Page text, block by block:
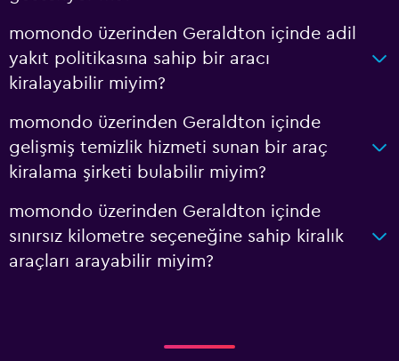
momondo üzerinden Geraldton içinde adil
yakıt politikasına sahip bir aracı
kiralayabilir miyim?
momondo üzerinden Geraldton içinde
gelişmiş temizlik hizmeti sunan bir araç
kiralama şirketi bulabilir miyim?
momondo üzerinden Geraldton içinde
sınırsız kilometre seçeneğine sahip kiralık
araçları arayabilir miyim?